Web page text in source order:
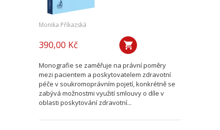
Monika Příkazská
390,00 Kč
Monografie se zaměřuje na právní poměry
mezi pacientem a poskytovatelem zdravotní
péče v soukromoprávním pojetí, konkrétně se
zabývá možnostmi využití smlouvy o díle v
oblasti poskytování zdravotní...